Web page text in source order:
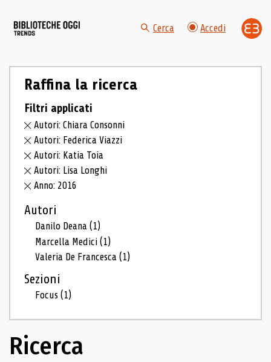
Cerca Accedi
Raffina la ricerca
Filtri applicati
Autori: Chiara Consonni
Autori: Federica Viazzi
Autori: Katia Toia
Autori: Lisa Longhi
Anno: 2016
Autori
Danilo Deana(1)
Marcella Medici(1)
Valeria De Francesca(1)
Sezioni
Focus(1)
Ricerca